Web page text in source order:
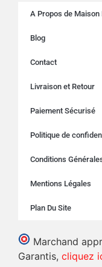
A Propos de Maison
Blog
Contact
Livraison et Retour
Paiement Sécurisé
Politique de
Conditions
Mentions Légales
Plan Du Site
Marchand
Garantis, cliquez